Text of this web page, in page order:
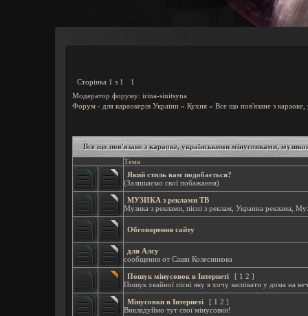
Сторінка 1 з 1
1
Модератор форуму: irina-sinitsyna
Форум - для караокерів України » Кухня » Все що пов'язане з
Все що пов'язане з караоке, українськими мінусовками,
Тема
Який стиль вам подобається?
(Залишаємо свої побажання)
МУЗИКА з реклами ТВ
Музика з реклами, пісні з реклам, Украина реклама,
Обговорення сайту
для Алсу
сообщения от Саши Колесникова
Пошук мінусовок в Інтернеті [ 1 2 ]
Пошук хвайної пісні яку я хочу заспівати у дома на
Мінусовки в Інтернеті [ 1 2 ]
Викладуймо тут свої мінусовки!